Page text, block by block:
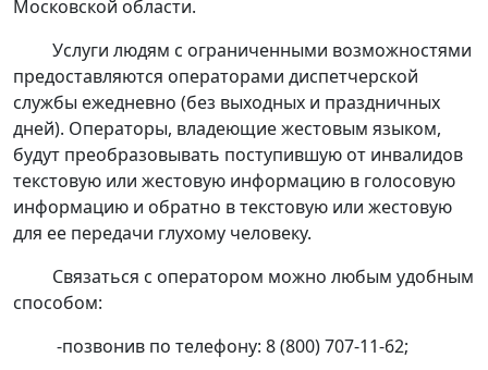
Московской области.
Услуги людям с ограниченными возможностями
предоставляются операторами диспетчерской
службы ежедневно (без выходных и праздничных
дней). Операторы, владеющие жестовым языком,
будут преобразовывать поступившую от инвалидов
текстовую или жестовую информацию в голосовую
информацию и обратно в текстовую или жестовую
для ее передачи глухому человеку.
Связаться с оператором можно любым удобным
способом:
-позвонив по телефону: 8 (800) 707-11-62;